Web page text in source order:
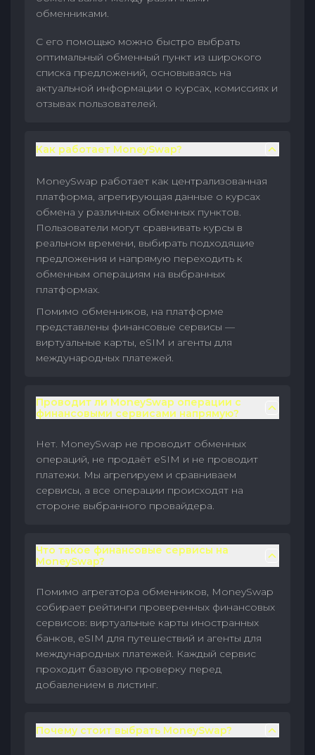
обменниками.
С его помощью можно быстро выбрать
оптимальный обменный пункт из широкого
списка предложений, основываясь на
актуальной информации о курсах, комиссиях и
отзывах пользователей.
Как работает MoneySwap?
MoneySwap работает как централизованная
платформа, агрегирующая данные о курсах
обмена у различных обменных пунктов.
Пользователи могут сравнивать курсы в
реальном времени, выбирать подходящие
предложения и напрямую переходить к
обменным операциям на выбранных
платформах.
Помимо обменников, на платформе
представлены финансовые сервисы —
виртуальные карты, eSIM и агенты для
международных платежей.
Проводит ли MoneySwap операции с
финансовыми сервисами напрямую?
Нет. MoneySwap не проводит обменных
операций, не продаёт eSIM и не проводит
платежи. Мы агрегируем и сравниваем
сервисы, а все операции происходят на
стороне выбранного провайдера.
Что такое финансовые сервисы на
MoneySwap?
Помимо агрегатора обменников, MoneySwap
собирает рейтинги проверенных финансовых
сервисов: виртуальные карты иностранных
банков, eSIM для путешествий и агенты для
международных платежей. Каждый сервис
проходит базовую проверку перед
добавлением в листинг.
Почему стоит выбрать MoneySwap?